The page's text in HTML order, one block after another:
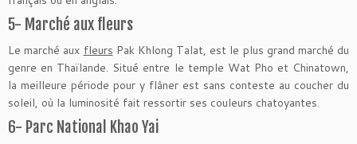
5- Marché aux fleurs
Le marché aux fleurs Pak Khlong Talat, est le plus grand marché du
genre en Thaïlande. Situé entre le temple Wat Pho et Chinatown,
la meilleure période pour y flâner est sans conteste au coucher du
soleil, où la luminosité fait ressortir ses couleurs chatoyantes.
6- Parc National Khao Yai